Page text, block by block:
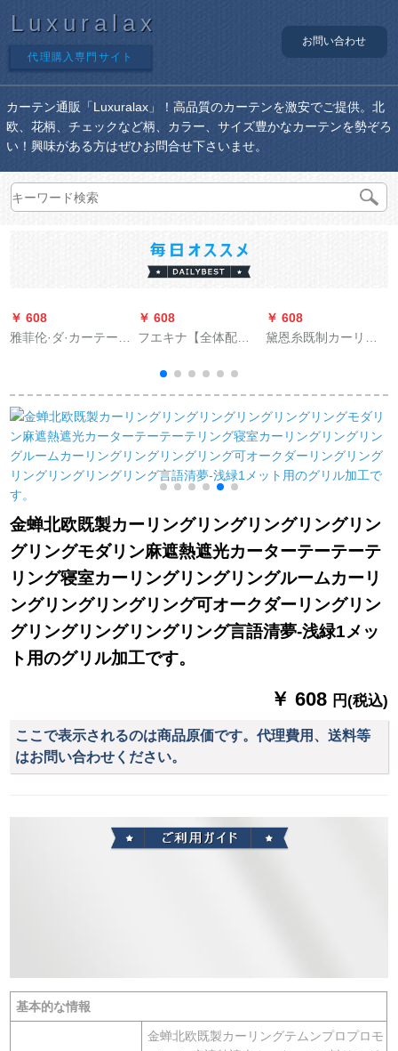
Luxuralax
代理購入専門サイト
お問い合わせ
カーテン通販「Luxuralax」！高品質のカーテンを激安でご提供。北
欧、花柄、チェックなど柄、カラー、サイズ豊かなカーテンを勢ぞろ
い！興味がある方はぜひお問合せ下さいませ。
￥ 608
雅菲伦·ダ·カーテーン
し彫刻りの水溶刺繍
モダ·寝室田園シン半
遮光米黄
￥ 608
フエキナ【全体配色
チー不要オダカンの
レイン既製カーン遮
光蚊よけのレインレ
インビル寝室全体配
色-コーヒ色190 cm*
高さ150 cm
￥ 608
黛恩糸既制カーリン
遮光布天然素材つぎ
ゃっと合せせせせせ
せせせせせせな布湖
青+灰布毎米(加工无
料、カーリンググリ
など)を行います。
金蝉北欧既製カーリングリングリングリングリン
グリングモダリン麻遮熱遮光カーターテーテーテ
リング寝室カーリングリングリングルームカーリ
ングリングリングリング可オークダーリングリン
グリングリングリングリング言語清夢-浅緑1メッ
ト用のグリル加工です。
￥ 608 円(税込)
ここで表示されるのは商品原価です。代理費用、送料等
はお問い合わせください。
基本的な情報
金蝉北欧既製カーリングテムンプロプロモ